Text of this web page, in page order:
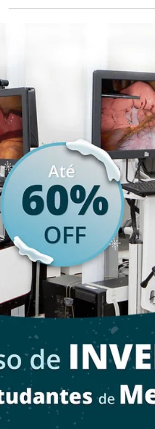
Janeiro e fevereiro são meses de
Simutec lança sua programação oficial de
Cursos de Verão 2026, oferecendo
treinamentos práticos e individuais entre
10 de janeiro e 28 de fevereiro de 2026,
com certificado de participação e
descontos exclusivos de até 50%. Com
uma abordagem totalmente presencial,
individual e prática, os cursos p